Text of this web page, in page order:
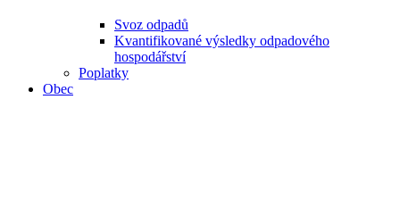
Svoz odpadů
Kvantifikované výsledky odpadového
hospodářství
Poplatky
Obec